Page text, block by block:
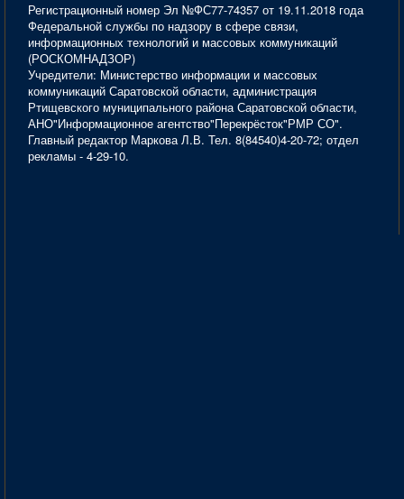
Регистрационный номер Эл №ФС77-74357 от 19.11.2018 года
Федеральной службы по надзору в сфере связи,
информационных технологий и массовых коммуникаций
(РОСКОМНАДЗОР)
Учредители: Министерство информации и массовых
коммуникаций Саратовской области, администрация
Ртищевского муниципального района Саратовской области,
АНО"Информационное агентство"Перекрёсток"РМР СО".
Главный редактор Маркова Л.В. Тел. 8(84540)4-20-72; отдел
рекламы - 4-29-10.